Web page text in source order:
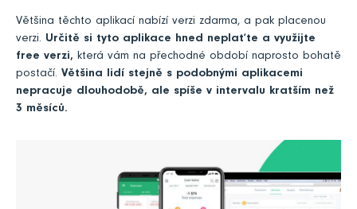
Většina těchto aplikací nabízí verzi zdarma, a pak placenou
verzi. Určitě si tyto aplikace hned neplaťte a využijte
free verzi, která vám na přechodné období naprosto bohatě
postačí. Většina lidí stejně s podobnými aplikacemi
nepracuje dlouhodobě, ale spíše v intervalu kratším než
3 měsíců.